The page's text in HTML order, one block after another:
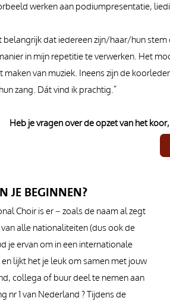
werken aan podiumpresentatie,
belangrijk dat iedereen zijn/haar/hun
in mijn repetitie te verwerken. Het
van muziek. Ineens zijn de
zang. Dát vind ik prachtig.”
Heb je vragen over de opzet van het
JE BEGINNEN?
Choir is er – zoals de naam al zegt
alle nationaliteiten (dus ook de
je ervan om in een internationale
lijkt het je leuk om samen met jouw
collega of buur deel te nemen aan
nr 1 van Nederland ? Tijdens de